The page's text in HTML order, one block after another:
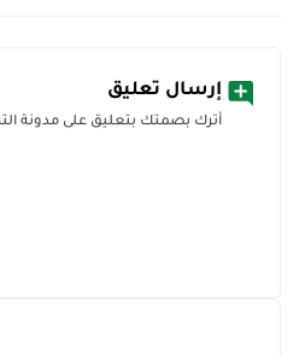
إرسال تعليق
أترك بصمتك بتعليق على مدونة